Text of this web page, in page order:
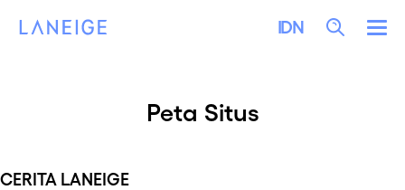
LANEIGE IDN
Search
Peta Situs
CERITA LANEIGE